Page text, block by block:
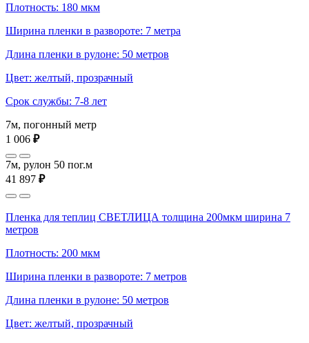
Плотность: 180 мкм
Ширина пленки в развороте: 7 метра
Длина пленки в рулоне: 50 метров
Цвет: желтый, прозрачный
Срок службы: 7-8 лет
7м, погонный метр
1 006 ₽
7м, рулон 50 пог.м
41 897 ₽
Пленка для теплиц СВЕТЛИЦА толщина 200мкм ширина 7
метров
Плотность: 200 мкм
Ширина пленки в развороте: 7 метров
Длина пленки в рулоне: 50 метров
Цвет: желтый, прозрачный